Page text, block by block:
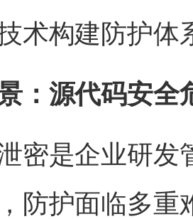
术构建防护体
：源代码安全
密是企业研发
防护面临多重